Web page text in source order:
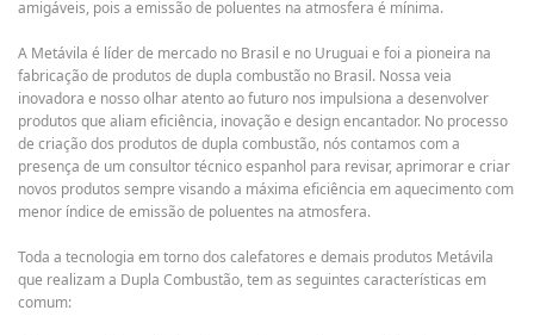
amigáveis, pois a emissão de poluentes na atmosfera é mínima.
A Metávila é líder de mercado no Brasil e no Uruguai e foi a pioneira na
fabricação de produtos de dupla combustão no Brasil. Nossa veia
inovadora e nosso olhar atento ao futuro nos impulsiona a desenvolver
produtos que aliam eficiência, inovação e design encantador. No processo
de criação dos produtos de dupla combustão, nós contamos com a
presença de um consultor técnico espanhol para revisar, aprimorar e criar
novos produtos sempre visando a máxima eficiência em aquecimento com
menor índice de emissão de poluentes na atmosfera.
Toda a tecnologia em torno dos calefatores e demais produtos Metávila
que realizam a Dupla Combustão, tem as seguintes características em
comum: